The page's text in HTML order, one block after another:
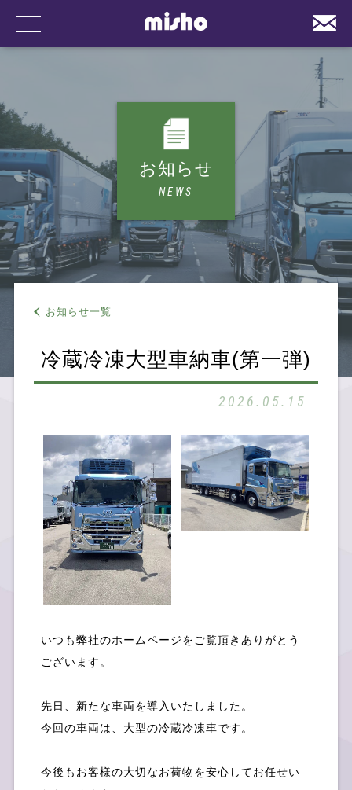
会社案内
SDGsへの取組み
お知らせ
お知らせ
NEWS
お知らせ一覧
冷蔵冷凍大型車納車(第一弾)
2026.05.15
いつも弊社のホームページをご覧頂きありがとう
ございます。
先日、新たな車両を導入いたしました。
今回の車両は、大型の冷蔵冷凍車です。
今後もお客様の大切なお荷物を安心してお任せい